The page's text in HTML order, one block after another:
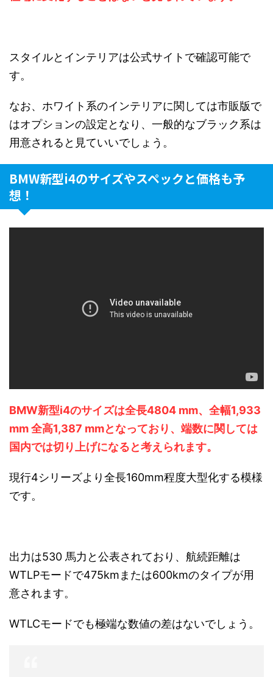
スタイルとインテリアは公式サイトで確認可能で
す。
なお、ホワイト系のインテリアに関しては市販版で
はオプションの設定となり、一般的なブラック系は
用意されると見ていいでしょう。
BMW新型i4のサイズやスペックと価格も予
想！
BMW新型i4のサイズは全長4804 mm、全幅1,933
mm 全高1,387 mmとなっており、端数に関しては
国内では切り上げになると考えられます。
現行4シリーズより全長160mm程度大型化する模様
です。
出力は530 馬力と公表されており、航続距離は
WTLPモードで475kmまたは600kmのタイプが用
意されます。
WTLCモードでも極端な数値の差はないでしょう。